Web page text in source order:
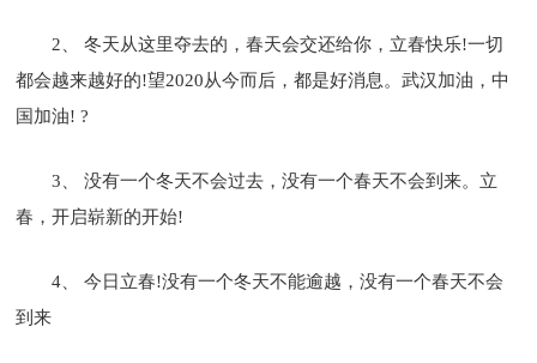
2、 冬天从这里夺去的，春天会交还给你，立春快乐!一切
都会越来越好的!望2020从今而后，都是好消息。武汉加油，中
国加油! ?
3、 没有一个冬天不会过去，没有一个春天不会到来。立
春，开启崭新的开始!
4、 今日立春!没有一个冬天不能逾越，没有一个春天不会
到来